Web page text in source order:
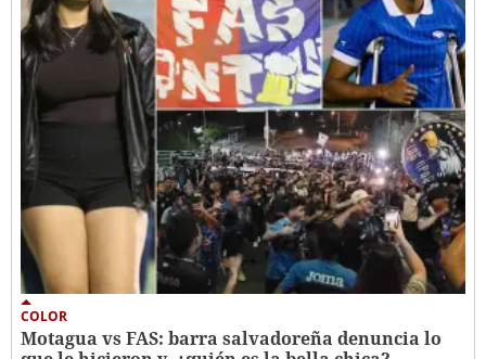
COLOR
Motagua vs FAS: barra salvadoreña denuncia lo